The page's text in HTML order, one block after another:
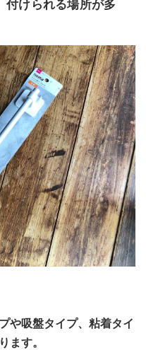
付けられる場所が多
や吸盤タイプ、粘着タイ
ます。